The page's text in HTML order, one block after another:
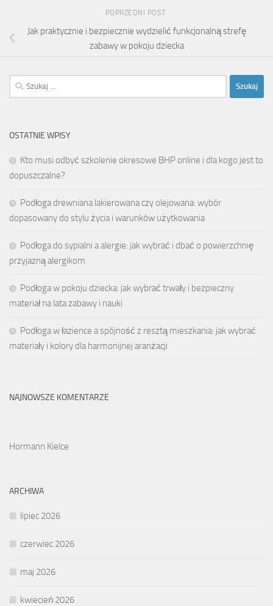
POPRZEDNI POST
Jak praktycznie i bezpiecznie wydzielić funkcjonalną strefę
zabawy w pokoju dziecka
Szukaj:
OSTATNIE WPISY
Kto musi odbyć szkolenie okresowe BHP online i dla kogo jest to
dopuszczalne?
Podłoga drewniana lakierowana czy olejowana: wybór
dopasowany do stylu życia i warunków użytkowania
Podłoga do sypialni a alergie: jak wybrać i dbać o powierzchnię
przyjazną alergikom
Podłoga w pokoju dziecka: jak wybrać trwały i bezpieczny
materiał na lata zabawy i nauki
Podłoga w łazience a spójność z resztą mieszkania: jak wybrać
materiały i kolory dla harmonijnej aranżacji
NAJNOWSZE KOMENTARZE
Hormann Kielce
ARCHIWA
lipiec 2026
czerwiec 2026
maj 2026
kwiecień 2026